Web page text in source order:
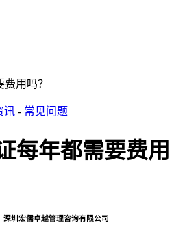
用吗？
讯 - 常见问题
每年都需要费用
深圳宏儒卓越管理咨询有限公司